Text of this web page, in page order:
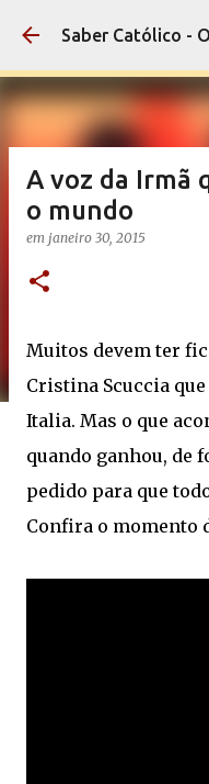
Pular para
Saber Católico -
A voz da Irmã
o mundo
em janeiro 30, 2015
Muitos devem ter
Cristina Scuccia
Italia. Mas o que
quando ganhou, de
pedido para que
Confira o momento